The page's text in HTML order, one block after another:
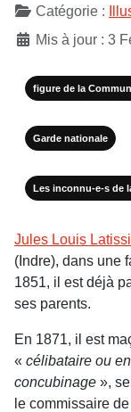
Catégorie :
Mis à jour : 3
figure de la
Garde nationale
Les inconnu-e-s de
Jules Louis
(Indre), dans une
1851, il est déjà
ses parents.
En 1871, il est
« célibataire ou en
concubinage »,
le commissaire de